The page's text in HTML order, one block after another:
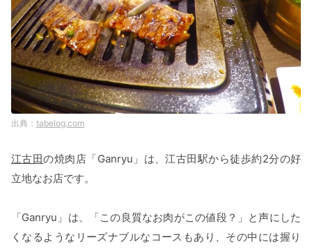
tabelog.com
江古田の焼肉店「Ganryu」は、江古田駅から徒歩約2分の好
立地なお店です。
「Ganryu」は、「この良質なお肉がこの値段？」と声にした
くなるようなリーズナブルなコースもあり、その中には握り